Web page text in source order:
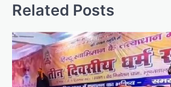
n
a
v
i
Related Posts